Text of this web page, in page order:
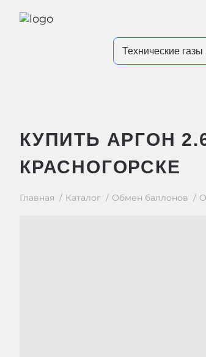
Технические газы
КУПИТЬ АРГОН
КРАСНОГОРСКЕ
Главная Каталог Обмен баллонов